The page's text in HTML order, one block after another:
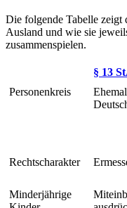
Die folgende Tabelle zeigt
Ausland und wie sie
zusammenspielen.
§ 13
Personenkreis
Rechtscharakter
Minderjährige